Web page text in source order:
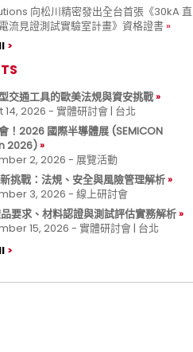
向松川精密發出全台首張《30kA 直
流見證測試實驗室計畫》資格證書
交通工具的歐美法規與資安挑戰
2026 - 實體研討會 | 台北
！2026 國際半導體展 (SEMICON
2026)
2, 2026 - 展覽活動
挑戰：法規、安全與風險管理解析
3, 2026 - 線上研討會
要求、材料認證與測試評估實務解析
15, 2026 - 實體研討會 | 台北